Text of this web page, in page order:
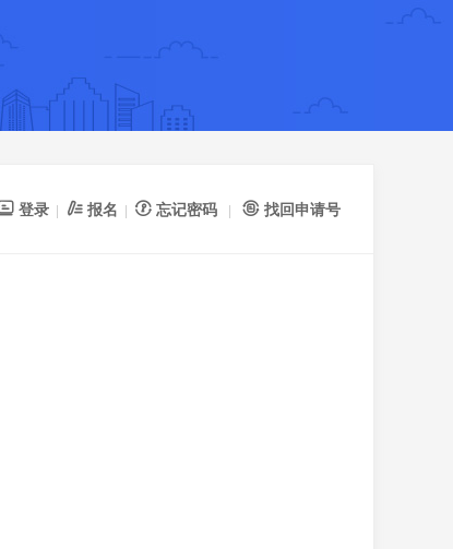
登录 报名 忘记密码 找回申请号